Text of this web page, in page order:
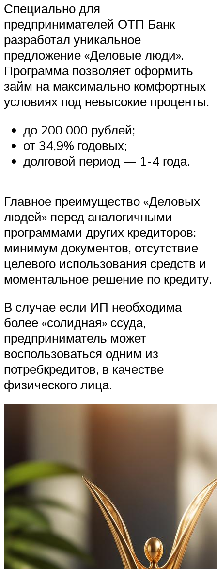
Специально для
предпринимателей ОТП Банк
разработал уникальное
предложение «Деловые люди».
Программа позволяет оформить
займ на максимально комфортных
условиях под невысокие проценты.
до 200 000 рублей;
от 34,9% годовых;
долговой период — 1-4 года.
Главное преимущество «Деловых
людей» перед аналогичными
программами других кредиторов:
минимум документов, отсутствие
целевого использования средств и
моментальное решение по кредиту.
В случае если ИП необходима
более «солидная» ссуда,
предприниматель может
воспользоваться одним из
потребкредитов, в качестве
физического лица.